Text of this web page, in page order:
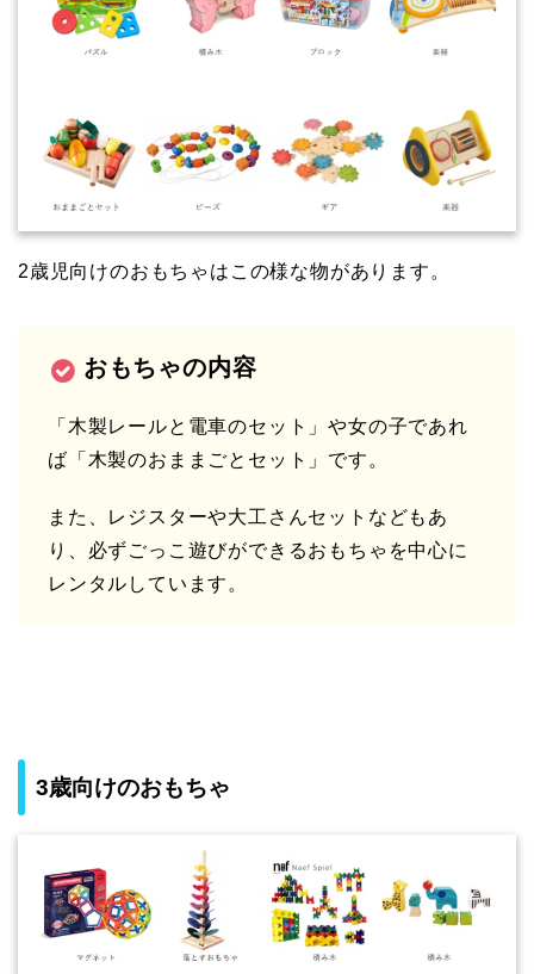
2歳児向けのおもちゃはこの様な物があります。
おもちゃの内容
「木製レールと電車のセット」や女の子であれ
ば「木製のおままごとセット」です。
また、レジスターや大工さんセットなどもあ
り、必ずごっこ遊びができるおもちゃを中心に
レンタルしています。
3歳向けのおもちゃ